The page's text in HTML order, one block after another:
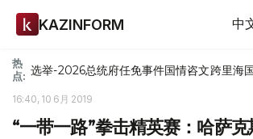
KAZINFORM 中
热
点: 选举-2026总统府任免事件国情咨文跨里海
16:40, 10 6月 2019
“一带一路”拳击精英赛：哈萨克